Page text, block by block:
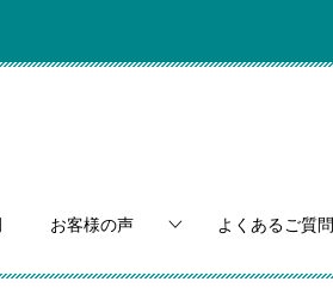
お客様の声 よくあるご質問